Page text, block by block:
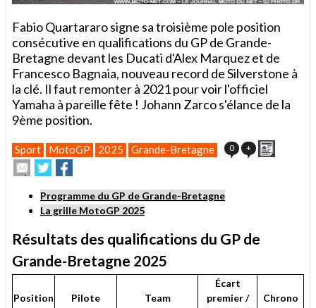
Fabio Quartararo signe sa troisième pole position
consécutive en qualifications du GP de Grande-
Bretagne devant les Ducati d'Alex Marquez et de
Francesco Bagnaia, nouveau record de Silverstone à
la clé. Il faut remonter à 2021 pour voir l'officiel
Yamaha à pareille fête ! Johann Zarco s'élance de la
9ème position.
Sport MotoGP 2025 Grande-Bretagne 0 +
Envoyer
cet
article
Partager
sur
Twitter
sur
Facebook
Programme du GP de Grande-Bretagne
La grille MotoGP 2025
Résultats des qualifications du GP de
Grande-Bretagne 2025
Position Pilote Team
Écart
premier /
Chrono